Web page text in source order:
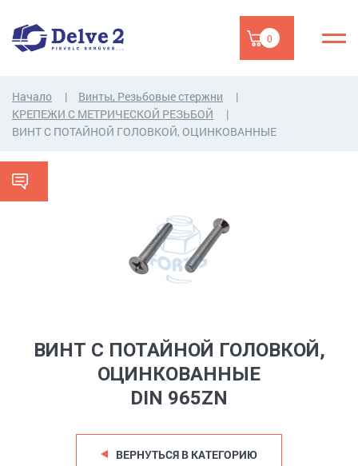
0
Начало
Винты, Резьбовые стержни
КРЕПЕЖИ С МЕТРИЧЕСКОЙ РЕЗЬБОЙ
ВИНТ С ПОТАЙНОЙ ГОЛОВКОЙ, ОЦИНКОВАННЫЕ
ВИНТ С ПОТАЙНОЙ ГОЛОВКОЙ,
ОЦИНКОВАННЫЕ
DIN 965ZN
ВЕРНУТЬСЯ В КАТЕГОРИЮ